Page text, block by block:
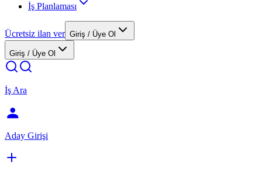
İş Planlaması
Ücretsiz ilan ver Giriş / Üye Ol
Giriş / Üye Ol
İş Ara
Aday Girişi